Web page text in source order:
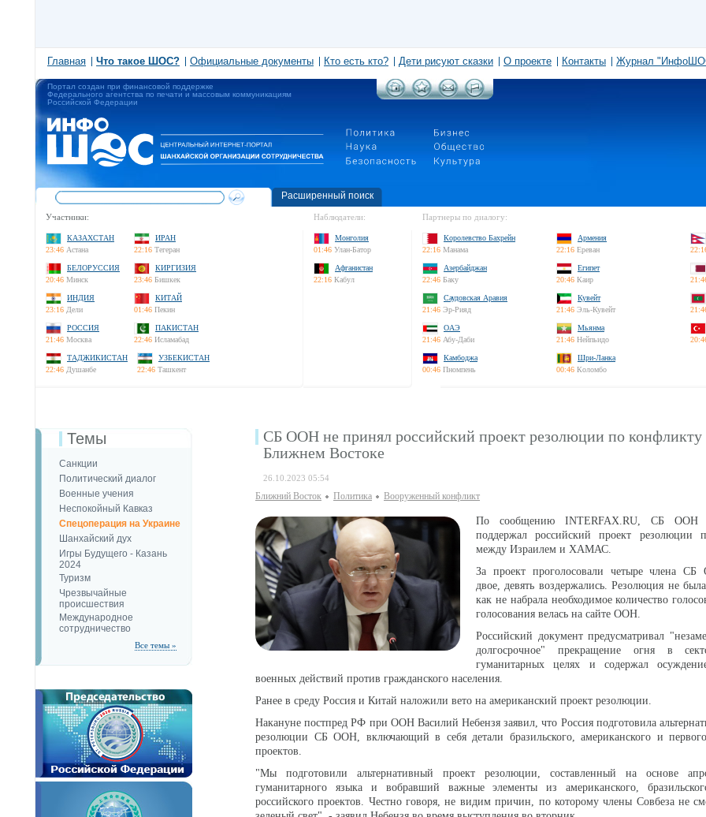
Главная Что такое ШОС? Официальные документы Кто есть кто? Дети рисуют сказки О проекте Контакты Журнал
Портал создан при финансовой поддержке
Федерального агентства по печати и массовым коммуникациям
Российской Федерации
Расширенный поиск
Участники:
КАЗАХСТАН
23:46 Астана
ИРАН
22:16 Тегеран
БЕЛОРУССИЯ
20:46 Минск
КИРГИЗИЯ
23:46 Бишкек
ИНДИЯ
23:16 Дели
КИТАЙ
01:46 Пекин
РОССИЯ
21:46 Москва
ПАКИСТАН
22:46 Исламабад
ТАДЖИКИСТАН
22:46 Душанбе
УЗБЕКИСТАН
22:46 Ташкент
Наблюдатели:
Монголия
01:46 Улан-Батор
Афганистан
22:16 Кабул
Партнеры по диалогу:
Королевство Бахрейн
22:16 Манама
Армения
22:16 Ереван
Азербайджан
22:46 Баку
Египет
20:46 Каир
Саудовская Аравия
21:46 Эр-Рияд
Кувейт
21:46 Эль-Кувейт
ОАЭ
21:46 Абу-Даби
Мьянма
21:46 Нейпьидо
Камбоджа
00:46 Пномпень
Шри-Ланка
00:46 Коломбо
Темы
Санкции
Политический диалог
Военные учения
Неспокойный Кавказ
Спецоперация на Украине
Шанхайский дух
Игры Будущего - Казань
2024
Туризм
Чрезвычайные
происшествия
Международное
сотрудничество
Все темы »
СБ ООН не принял российский проект резолюции по конфликту
Ближнем Востоке
26.10.2023 05:54
Ближний Восток Политика Вооруженный конфликт
По сообщению INTERFAX.RU, СБ ООН
поддержал российский проект резолюции
между Израилем и ХАМАС.
За проект проголосовали четыре члена
двое, девять воздержались. Резолюция не
как не набрала необходимое количество
голосования велась на сайте ООН.
Российский документ предусматривал
долгосрочное" прекращение огня в
гуманитарных целях и содержал
военных действий против гражданского населения.
Ранее в среду Россия и Китай наложили вето на американский проект резолюции.
Накануне постпред РФ при ООН Василий Небензя заявил, что Россия подготовила
резолюции СБ ООН, включающий в себя детали бразильского, американского и первого
проектов.
"Мы подготовили альтернативный проект резолюции, составленный на основе
гуманитарного языка и вобравший важные элементы из американского,
российского проектов. Честно говоря, не видим причин, по которому члены Совбеза не